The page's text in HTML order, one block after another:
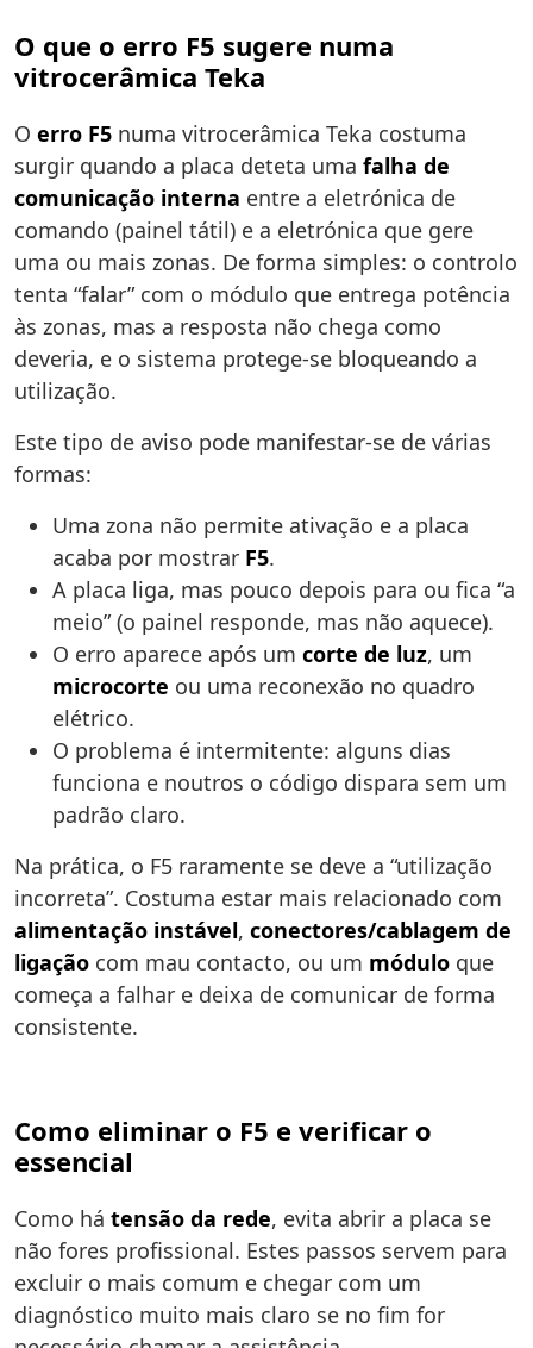
O que o erro F5 sugere numa
vitrocerâmica Teka
O erro F5 numa vitrocerâmica Teka costuma
surgir quando a placa deteta uma falha de
comunicação interna entre a eletrónica de
comando (painel tátil) e a eletrónica que gere
uma ou mais zonas. De forma simples: o controlo
tenta “falar” com o módulo que entrega potência
às zonas, mas a resposta não chega como
deveria, e o sistema protege-se bloqueando a
utilização.
Este tipo de aviso pode manifestar-se de várias
formas:
Uma zona não permite ativação e a placa
acaba por mostrar F5.
A placa liga, mas pouco depois para ou fica “a
meio” (o painel responde, mas não aquece).
O erro aparece após um corte de luz, um
microcorte ou uma reconexão no quadro
elétrico.
O problema é intermitente: alguns dias
funciona e noutros o código dispara sem um
padrão claro.
Na prática, o F5 raramente se deve a “utilização
incorreta”. Costuma estar mais relacionado com
alimentação instável, conectores/cablagem de
ligação com mau contacto, ou um módulo que
começa a falhar e deixa de comunicar de forma
consistente.
Como eliminar o F5 e verificar o
essencial
Como há tensão da rede, evita abrir a placa se
não fores profissional. Estes passos servem para
excluir o mais comum e chegar com um
diagnóstico muito mais claro se no fim for